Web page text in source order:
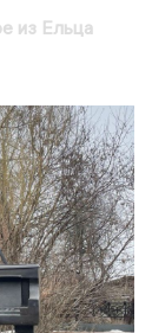
из Ельца